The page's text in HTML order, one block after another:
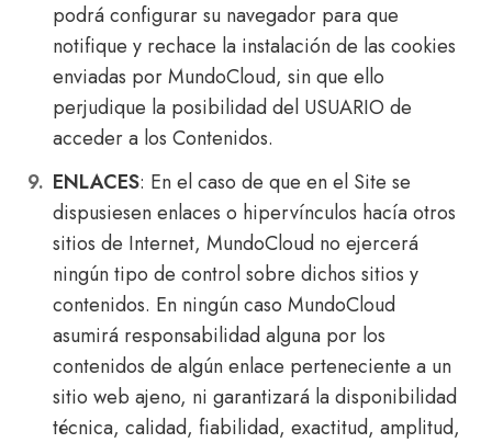
podrá configurar su navegador para que
notifique y rechace la instalación de las cookies
enviadas por MundoCloud, sin que ello
perjudique la posibilidad del USUARIO de
acceder a los Contenidos.
ENLACES: En el caso de que en el Site se
dispusiesen enlaces o hipervínculos hacía otros
sitios de Internet, MundoCloud no ejercerá
ningún tipo de control sobre dichos sitios y
contenidos. En ningún caso MundoCloud
asumirá responsabilidad alguna por los
contenidos de algún enlace perteneciente a un
sitio web ajeno, ni garantizará la disponibilidad
técnica, calidad, fiabilidad, exactitud, amplitud,